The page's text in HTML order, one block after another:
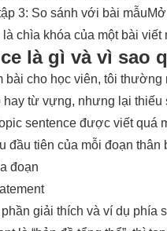
3: So sánh với bài mẫu
là chìa khóa của một bài viết
là gì và vì sao
bài cho học viên, tôi
hay từ vựng, nhưng lại
sentence được viết quá
đầu tiên của mỗi đoạn thân
đoạn
giải thích và ví dụ phía